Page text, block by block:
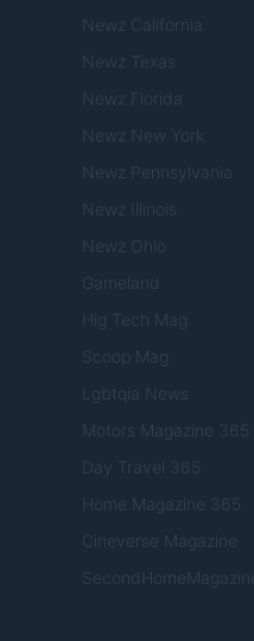
Newz California
Newz Texas
Newz Florida
Newz New York
Newz Pennsylvania
Newz Illinois
Newz Ohio
Gameland
Hig Tech Mag
Scoop Mag
Lgbtqia News
Motors Magazine 365
Day Travel 365
Home Magazine 365
Cineverse Magazine
SecondHomeMagazine